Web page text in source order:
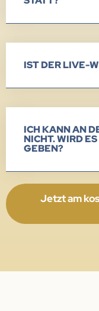
IST DER LIVE-
ICH KANN AN
NICHT. WIRD
GEBEN?
Jetzt am